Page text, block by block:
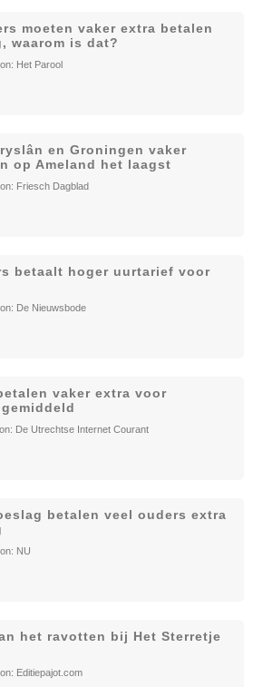
moeten vaker extra betalen
waarom is dat?
Het Parool
en Groningen vaker
op Ameland het laagst
Friesch Dagblad
betaalt hoger uurtarief voor
De Nieuwsbode
vaker extra voor
De Utrechtse Internet Courant
betalen veel ouders extra
NU
het ravotten bij Het Sterretje
Editiepajot.com